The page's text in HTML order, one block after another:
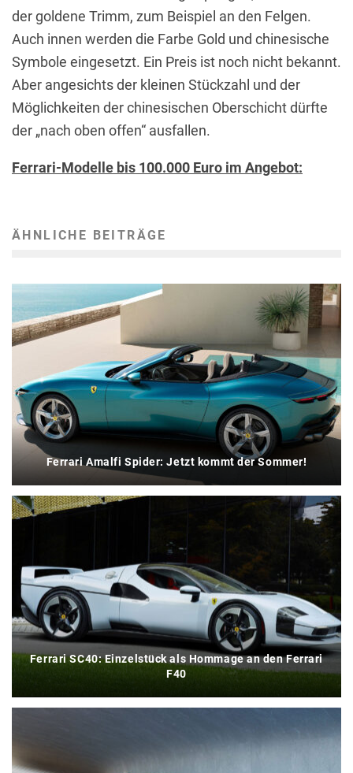
der goldene Trimm, zum Beispiel an den Felgen.
Auch innen werden die Farbe Gold und chinesische
Symbole eingesetzt. Ein Preis ist noch nicht bekannt.
Aber angesichts der kleinen Stückzahl und der
Möglichkeiten der chinesischen Oberschicht dürfte
der „nach oben offen“ ausfallen.
Ferrari-Modelle bis 100.000 Euro im Angebot:
ÄHNLICHE BEITRÄGE
Ferrari Amalfi Spider: Jetzt kommt der Sommer!
Ferrari SC40: Einzelstück als Hommage an den Ferrari
F40